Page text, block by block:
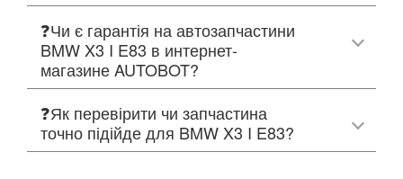
❓Чи є гарантія на автозапчастини
BMW X3 I E83 в интернет-
магазине AUTOBOT?
❓Як перевірити чи запчастина
точно підійде для BMW X3 I E83?